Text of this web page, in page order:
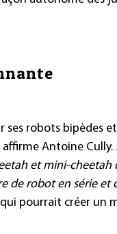
ses robots bipèdes
affirme Antoine Cully.
et mini-
de robot en série et
pourrait créer un